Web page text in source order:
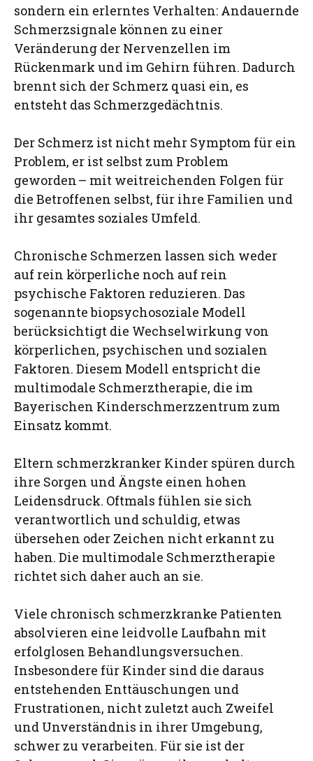
sondern ein erlerntes Verhalten: Andauernde
Schmerzsignale können zu einer
Veränderung der Nervenzellen im
Rückenmark und im Gehirn führen. Dadurch
brennt sich der Schmerz quasi ein, es
entsteht das Schmerzgedächtnis.
Der Schmerz ist nicht mehr Symptom für ein
Problem, er ist selbst zum Problem
geworden – mit weitreichenden Folgen für
die Betroffenen selbst, für ihre Familien und
ihr gesamtes soziales Umfeld.
Chronische Schmerzen lassen sich weder
auf rein körperliche noch auf rein
psychische Faktoren reduzieren. Das
sogenannte biopsychosoziale Modell
berücksichtigt die Wechselwirkung von
körperlichen, psychischen und sozialen
Faktoren. Diesem Modell entspricht die
multimodale Schmerztherapie, die im
Bayerischen Kinderschmerzzentrum zum
Einsatz kommt.
Eltern schmerzkranker Kinder spüren durch
ihre Sorgen und Ängste einen hohen
Leidensdruck. Oftmals fühlen sie sich
verantwortlich und schuldig, etwas
übersehen oder Zeichen nicht erkannt zu
haben. Die multimodale Schmerztherapie
richtet sich daher auch an sie.
Viele chronisch schmerzkranke Patienten
absolvieren eine leidvolle Laufbahn mit
erfolglosen Behandlungsversuchen.
Insbesondere für Kinder sind die daraus
entstehenden Enttäuschungen und
Frustrationen, nicht zuletzt auch Zweifel
und Unverständnis in ihrer Umgebung,
schwer zu verarbeiten. Für sie ist der